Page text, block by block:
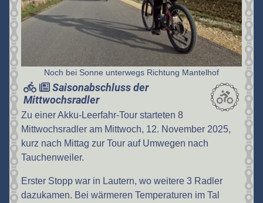
Noch bei Sonne unterwegs Richtung Mantelhof
Saisonabschluss der
Mittwochsradler
Zu einer Akku-Leerfahr-Tour starteten 8
Mittwochsradler am Mittwoch, 12. November 2025,
kurz nach Mittag zur Tour auf Umwegen nach
Tauchenweiler.
Erster Stopp war in Lautern, wo weitere 3 Radler
dazukamen. Bei wärmeren Temperaturen im Tal